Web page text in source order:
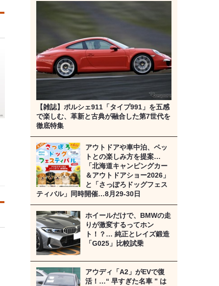
【雑誌】ポルシェ911「タイプ991」を五感
で楽しむ、革新と古典が融合した第7世代を
徹底特集
アウトドアや車中泊、ペッ
トとの楽しみ方を提案…
「北海道キャンピングカー
＆アウトドアショー2026」
と「さっぽろドッグフェス
ティバル」同時開催…8月29‐30日
ホイールだけで、BMWの走
りが激変するってホン
ト！？… 純正とレイズ鍛造
「G025」比較試乗
アウディ「A2」がEVで復
活！…“ 早すぎた名車 ” は